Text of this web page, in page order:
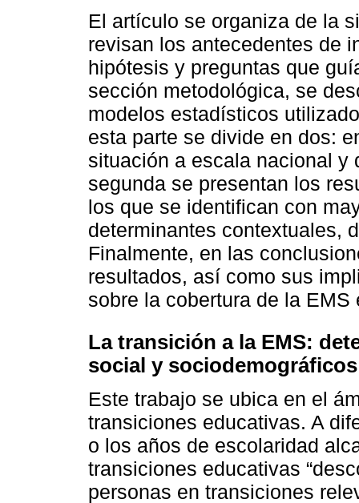
El artículo se organiza de la
revisan los antecedentes de
hipótesis y preguntas que
sección metodológica, se
modelos estadísticos
esta parte se divide en dos:
situación a escala nacional y
segunda se presentan los
los que se identifican con
determinantes contextuales,
Finalmente, en las
resultados, así como sus
sobre la cobertura de la EMS
La transición a la EMS:
social y sociodemográficos
Este trabajo se ubica en el
transiciones educativas. A
o los años de escolaridad
transiciones educativas
personas en transiciones